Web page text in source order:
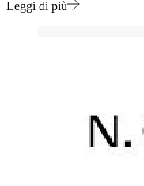
Leggi di più